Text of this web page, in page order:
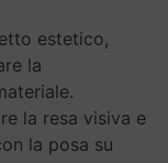
estetico,
la
la resa visiva e
la posa su